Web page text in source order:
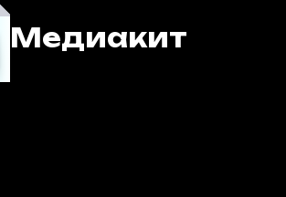
Медиакит